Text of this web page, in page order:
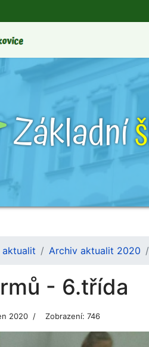
Základní
aktualit Archiv aktualit 2020
- 6.třída
2020 Zobrazení: 746